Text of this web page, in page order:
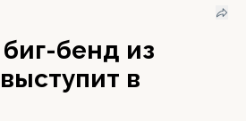
бенд из
в